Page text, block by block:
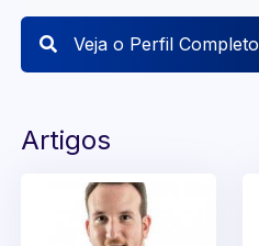
Veja o Perfil Completo
Artigos